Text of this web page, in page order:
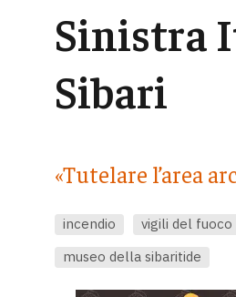
Sinistra
Sibari
«Tutelare l’area
incendio vigili del fuoco
museo della sibaritide